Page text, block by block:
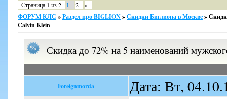
Страница 1 из2 1 2 »
ФОРУМ КЛС »Раздел про BIGLION»Скидки Биглиона в Москве»
Calvin Klein
Скидка до 72% на 5 наименований
Foreignmorda Дата: Вт,